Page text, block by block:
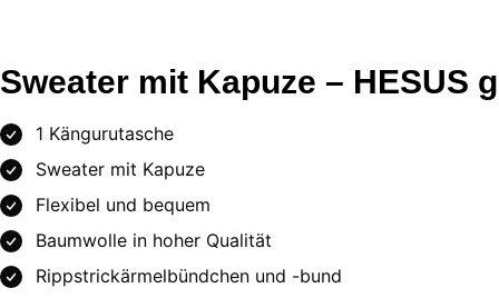
Sweater mit Kapuze – HESUS
1 Kängurutasche
Sweater mit Kapuze
Flexibel und bequem
Baumwolle in hoher Qualität
Rippstrickärmelbündchen und -bund